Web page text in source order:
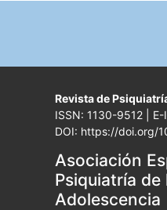
Revista de
ISSN: 1130-9512 |
DOI: https://doi.org/
Asociación
Psiquiatría
Adolescencia